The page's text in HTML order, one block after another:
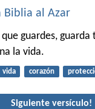
Biblia al Azar
guardes, guarda
la vida.
vida corazón
Siguiente versículo!